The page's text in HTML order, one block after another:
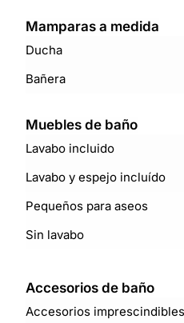
Mamparas a medida
Ducha
Bañera
Muebles de baño
Lavabo incluido
Lavabo y espejo incluído
Pequeños para aseos
Sin lavabo
Accesorios de baño
Accesorios imprescindibles